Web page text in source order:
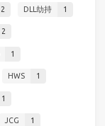
2 DLL劫持 1
2
1
HWS 1
1
JCG 1